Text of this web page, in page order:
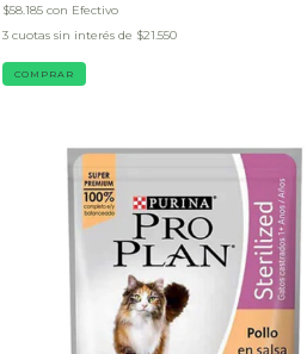
$58.185 con Efectivo
3 cuotas sin interés de $21.550
COMPRAR